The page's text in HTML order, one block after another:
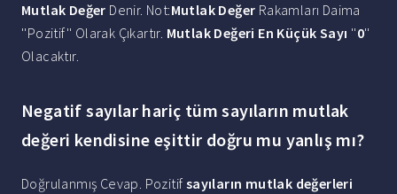
Mutlak Değer Denir. Not:Mutlak Değer Rakamları Daima
''Pozitif'' Olarak Çıkartır. Mutlak Değeri En Küçük Sayı ''0''
Olacaktır.
Negatif sayılar hariç tüm sayıların mutlak
değeri kendisine eşittir doğru mu yanlış mı?
Doğrulanmış Cevap. Pozitif sayıların mutlak değerleri